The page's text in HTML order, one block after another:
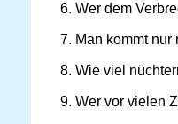
Wer dem
Man kommt
Wie viel
Wer vor vielen